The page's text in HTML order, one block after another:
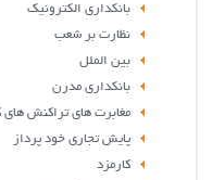
بانکداری الکترونیک
نظارت بر شعب
بین الملل
بانکداری مدرن
مغابرت های تراکنش های
پایش تجاری خود پرداز
کارمزد